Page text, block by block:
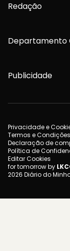
Redação
Departamento
Publicidade
Privacidade e
Termos e Condições
Declaração de
Política de
Editar Cookies
for tomorrow by
2026 Diário do